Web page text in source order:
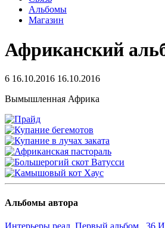
Альбомы
Магазин
Африканский
6 16.10.2016 16.10.2016
Вымышленная Африка
Альбомы автора
Интерьеры реал. Первый альбом 36